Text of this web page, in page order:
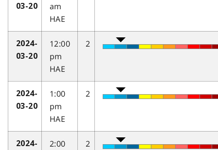
03-20
am
HAE
2024-
03-20
12:00
pm
HAE
2
2024-
03-20
1:00
pm
HAE
2
2024-
2:00
2